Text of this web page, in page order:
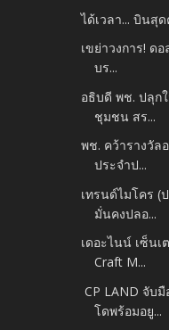
ได้เวลา... บินสุ
เขย่าวงการ! ด
บร...
อธิบดี พช. ปลุก
ชุมชน สร...
พช. คว้ารางวั
ประจำป...
เทรนด์ไมโคร (
มั่นคงปลอ...
เดอะไนน์ เซ็น
Craft M...
CP LAND จับ
โดพร้อมอยู...